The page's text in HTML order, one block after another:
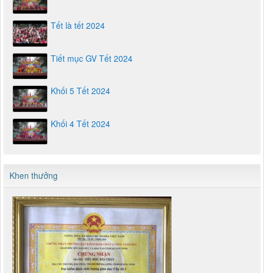
Tết là tết 2024
Tiết mục GV Tết 2024
Khối 5 Tết 2024
Khối 4 Tết 2024
Khen thưởng